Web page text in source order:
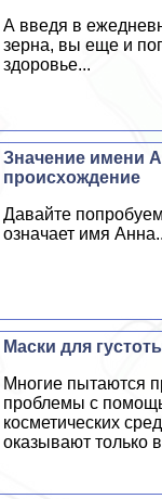
А введя в
зерна, вы еще и
здоровье...
Значение имени
происхождение
Давайте
означает имя
Маски для
Многие пытаются
проблемы с
косметических
оказывают только